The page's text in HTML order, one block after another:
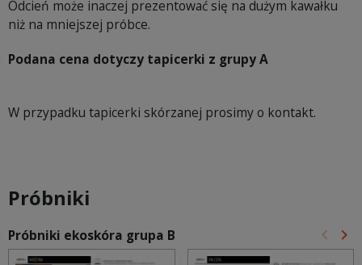
Odcień może inaczej prezentować się na dużym kawałku
niż na mniejszej próbce.
Podana cena dotyczy tapicerki z grupy A
W przypadku tapicerki skórzanej prosimy o kontakt.
Próbniki
Próbniki ekoskóra grupa B keyboard_arrow_left keyboard_arrow_right